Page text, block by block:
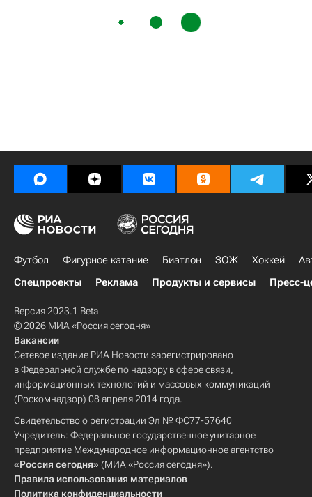
Футбол Фигурное катание Биатлон ЗОЖ Хоккей
Спецпроекты
Реклама Продукты и сервисы Пресс-
Версия 2023.1 Beta
© 2026 МИА «Россия сегодня»
Вакансии
Сетевое издание РИА Новости зарегистрировано
в Федеральной службе по надзору в сфере связи,
информационных технологий и массовых коммуникаций
(Роскомнадзор) 08 апреля 2014 года.
Свидетельство о регистрации Эл № ФС77-57640
Учредитель: Федеральное государственное унитарное
предприятие Международное информационное агентство
«Россия сегодня» (МИА «Россия сегодня»).
Правила использования материалов
Политика конфиденциальности